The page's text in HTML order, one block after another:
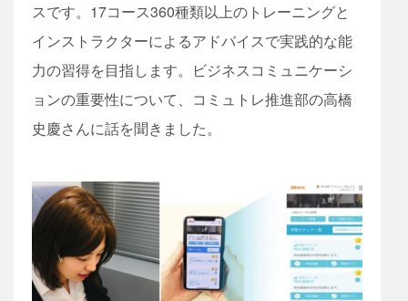
スです。17コース360種類以上のトレーニングと
インストラクターによるアドバイスで実践的な能
力の習得を目指します。ビジネスコミュニケーシ
ョンの重要性について、コミュトレ推進部の高橋
史慶さんに話を聞きました。